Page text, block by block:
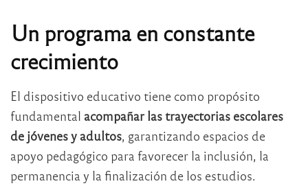
Un programa en constante
crecimiento
El dispositivo educativo tiene como propósito
fundamental acompañar las trayectorias escolares
de jóvenes y adultos , garantizando espacios de
apoyo pedagógico para favorecer la inclusión, la
permanencia y la finalización de los estudios.